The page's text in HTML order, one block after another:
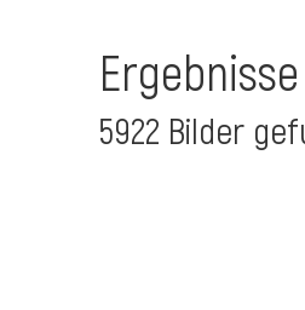
Ergebnisse
5922 Bilder